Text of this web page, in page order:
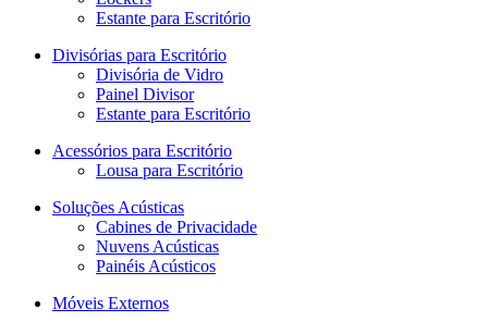
Estante para Escritório
Divisórias para Escritório
Divisória de Vidro
Painel Divisor
Estante para Escritório
Acessórios para Escritório
Lousa para Escritório
Soluções Acústicas
Cabines de Privacidade
Nuvens Acústicas
Painéis Acústicos
Móveis Externos